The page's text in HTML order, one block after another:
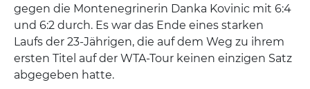
gegen die Montenegrinerin Danka Kovinic mit 6:4
und 6:2 durch. Es war das Ende eines starken
Laufs der 23-Jährigen, die auf dem Weg zu ihrem
ersten Titel auf der WTA-Tour keinen einzigen Satz
abgegeben hatte.